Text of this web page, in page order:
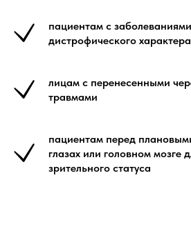
пациентам с
дистрофического характера
лицам с перенесенными
травмами
пациентам перед
глазах или головном мозге
зрительного статуса